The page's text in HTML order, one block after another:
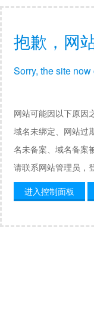
抱歉，网
Sorry, the site
网站可能因以下原因
域名未绑定、网站过
名未备案、域名备案
请联系网站管理员，
进入控制面板